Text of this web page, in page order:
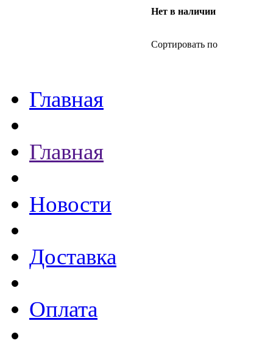
Нет в наличии
Сортировать по
Главная
Главная
Новости
Доставка
Оплата